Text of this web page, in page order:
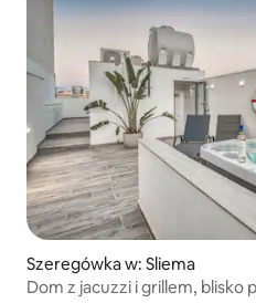
Szeregówka w: Sliema
Dom z jacuzzi i grillem, blisko